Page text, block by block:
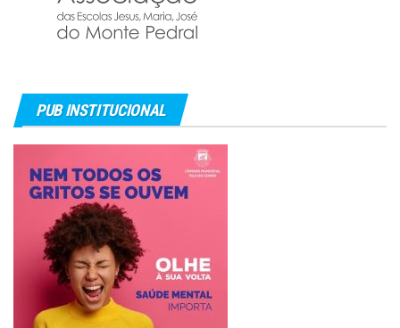
PUB INSTITUCIONAL